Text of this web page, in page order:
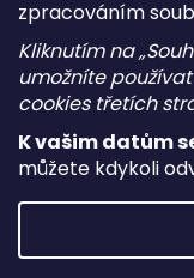
zpracováním
Kliknutím na
umožníte
cookies třetích
K vašim datům
můžete kdykoli
Copyright 2026i-